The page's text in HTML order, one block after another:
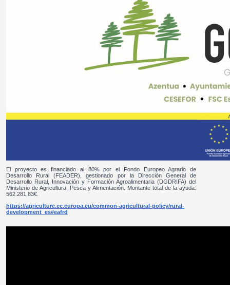
El proyecto es financiado al 80% por el Fondo Europeo Agrario de
Desarrollo Rural (FEADER), gestionado por la Dirección General de
Desarrollo Rural, Innovación y Formación Agroalimentaria (DGDRIFA) del
Ministerio de Agricultura, Pesca y Alimentación. Montante total de la ayuda:
562.281,83€.
https://agriculture.ec.europa.eu/common-agricultural-policy/rural-
development_es#eafrd